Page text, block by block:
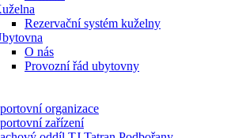
Rezervační systém kuželny
O nás
Provozní řád ubytovny
organizace
zařízení